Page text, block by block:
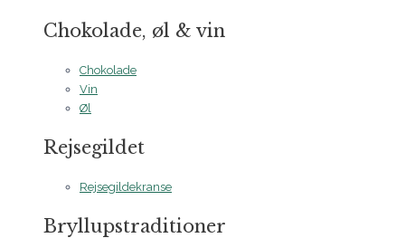
Chokolade, øl & vin
Chokolade
Vin
Øl
Rejsegildet
Rejsegildekranse
Bryllupstraditioner